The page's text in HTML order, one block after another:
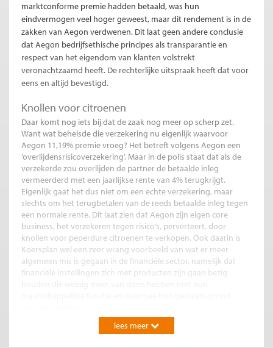
marktconforme premie hadden betaald, was hun
eindvermogen veel hoger geweest, maar dit rendement is in de
zakken van Aegon verdwenen. Dit laat geen andere conclusie
dat Aegon bedrijfsethische principes als transparantie en
respect van het eigendom van klanten volstrekt
veronachtzaamd heeft. De rechterlijke uitspraak heeft dat voor
eens en altijd bevestigd.
Knollen voor citroenen
Daar komt nog iets bij dat de zaak nog meer op scherp zet.
Want wat behelsde die verzekering nu eigenlijk waarvoor
Aegon 11,19% premie vroeg? Het betreft volgens Aegon een
‘overlijdensrisicoverzekering’. Maar in de polis staat dat als de
verzekerde zou overlijden de partner de betaalde inleg
vermeerderd met een jaarlijkse rente van 4% terugkrijgt.
Eigenlijk gaat het dus niet om een echte verzekering, maar
slechts om het terugbetalen van de reeds betaalde inleg tegen
een normale rente. Dit laat zien dat Aegon zijn eigen core
business, het verzekeren tegen risico’s, perverteert, door
knollen voor peperdure citroenen te verkopen. Ook daarin is
Koersplan wel een zeer wrang voorbeeld van wat er meer
algemeen mis is gegaan in de financiële sector, namelijk dat
financiële instellingen zich met producten zijn gaan bezig
Weinig schuldgevoel
Heeft Aegon nu naar aanleiding hiervan de bakens verzet en
lees meer